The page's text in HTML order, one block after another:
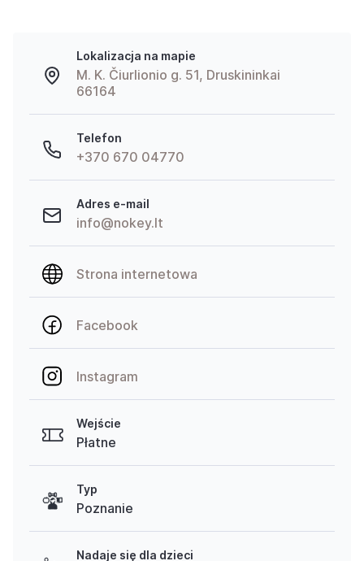
Lokalizacja na mapie
M. K. Čiurlionio g. 51, Druskininkai
66164
Telefon
+370 670 04770
Adres e-mail
info@nokey.lt
Strona internetowa
Facebook
Instagram
Wejście
Płatne
Typ
Poznanie
Nadaje się dla dzieci